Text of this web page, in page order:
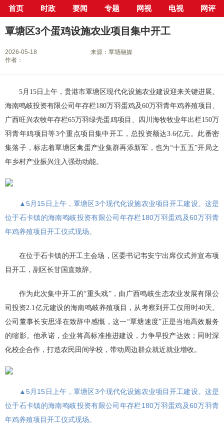
首页 时政 要闻 专题 网视 电视 网评
当前位置： 首页> 新闻中心> 县市区> 覃塘区> 正文
覃塘区3个蛋鸡设施农业项目集中开工
2026-05-18
来源：覃塘融媒
作者：
5月15日上午，贵港市覃塘区现代化设施农业建设迎来关键进展。
海南鸣岐投资有限公司年存栏180万羽蛋鸡及60万羽青年鸡养殖项目、
广西旺兴农牧年存栏65万羽绿壳蛋鸡项目、四川海牧牧业年出栏150万
羽青年鸡项目等3个重点项目集中开工，总投资额达3.6亿元。此番密
集落子，标志着覃塘区禽蛋产业集群再添新军，也为“十五五”开局之
年乡村产业振兴注入强劲动能。
▲5月15日上午，覃塘区3个现代化设施农业项目开工建设。这是
位于石卡镇的海南鸣岐投资有限公司年存栏180万羽蛋鸡及60万羽青
年鸡养殖项目开工仪式现场。
在位于石卡镇的开工主会场，区委书记韦安宁出席仪式并宣布项
目开工，副区长甘国直致辞。
作为此次集中开工的“重头戏”，由广西鸣岐生态农业发展有限公
司投资2.1亿元建设的海南鸣岐养殖项目，从考察到开工仅用时40天。
公司董事长安思泽在致辞中感慨，这一“覃塘速度”正是当地高效服务
的缩影。他承诺，企业将高标准推进建设，力争早投产达效；同时深
化校企合作，打造农民田间学校，带动周边群众就近就业增收。
▲5月15日上午，覃塘区3个现代化设施农业项目开工建设。这是
位于石卡镇的海南鸣岐投资有限公司年存栏180万羽蛋鸡及60万羽青
年鸡养殖项目开工仪式现场。